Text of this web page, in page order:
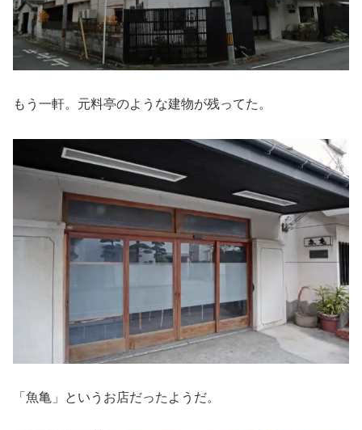
もう一軒。元料亭のような建物が残ってた。
「魚亀」というお店だったようだ。